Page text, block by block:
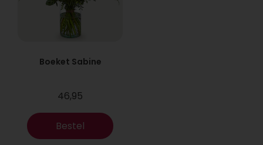
Boeket Sabine
46,95
Bestel